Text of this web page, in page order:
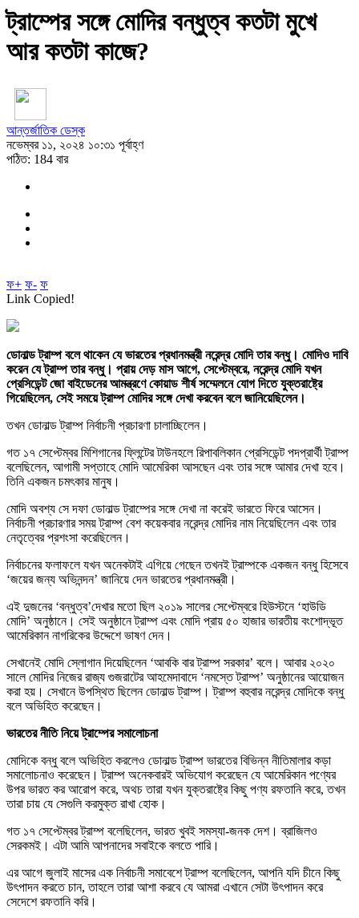
ট্রাম্পের সঙ্গে মোদির বন্ধুত্ব কতটা মুখে
আর কতটা কাজে?
আন্তর্জাতিক ডেস্ক
নভেম্বর ১১, ২০২৪ ১০:৩১ পূর্বাহ্ণ
পঠিত: 184 বার
ফ+ ফ- ফ
Link Copied!
ডোনাল্ড ট্রাম্প বলে থাকেন যে ভারতের প্রধানমন্ত্রী নরেন্দ্র মোদি তার বন্ধু। মোদিও দাবি
করেন যে ট্রাম্প তার বন্ধু। প্রায় দেড় মাস আগে, সেপ্টেম্বরে, নরেন্দ্র মোদি যখন
প্রেসিডেন্ট জো বাইডেনের আমন্ত্রণে কোয়াড শীর্ষ সম্মেলনে যোগ দিতে যুক্তরাষ্ট্রে
গিয়েছিলেন, সেই সময়ে ট্রাম্প মোদির সঙ্গে দেখা করবেন বলে জানিয়েছিলেন।
তখন ডোনাল্ড ট্রাম্প নির্বাচনী প্রচারণা চালাচ্ছিলেন।
গত ১৭ সেপ্টেম্বর মিশিগানের ফ্লিন্টের টাউনহলে রিপাবলিকান প্রেসিডেন্ট পদপ্রার্থী ট্রাম্প
বলেছিলেন, আগামী সপ্তাহে মোদি আমেরিকা আসছেন এবং তার সঙ্গে আমার দেখা হবে।
তিনি একজন চমৎকার মানুষ।
মোদি অবশ্য সে দফা ডোনাল্ড ট্রাম্পের সঙ্গে দেখা না করেই ভারতে ফিরে আসেন।
নির্বাচনী প্রচারণার সময় ট্রাম্প বেশ কয়েকবার নরেন্দ্র মোদির নাম নিয়েছিলেন এবং তার
নেতৃত্বের প্রশংসা করেছিলেন।
নির্বাচনের ফলাফলে যখন অনেকটাই এগিয়ে গেছেন তখনই ট্রাম্পকে একজন বন্ধু হিসেবে
‘জয়ের জন্য অভিনন্দন’ জানিয়ে দেন ভারতের প্রধানমন্ত্রী।
এই দুজনের ‘বন্ধুত্ব’দেখার মতো ছিল ২০১৯ সালের সেপ্টেম্বরে হিউস্টনে ‘হাউডি
মোদি’ অনুষ্ঠানে। সেই অনুষ্ঠানে ট্রাম্প এবং মোদি প্রায় ৫০ হাজার ভারতীয় বংশোদ্ভূত
আমেরিকান নাগরিকের উদ্দেশে ভাষণ দেন।
সেখানেই মোদি স্লোগান দিয়েছিলেন ‘আবকি বার ট্রাম্প সরকার’ বলে। আবার ২০২০
সালে মোদির নিজের রাজ্য গুজরাটের আহমেদাবাদে ‘নমস্তে ট্রাম্প’ অনুষ্ঠানের আয়োজন
করা হয়। সেখানে উপস্থিত ছিলেন ডোনাল্ড ট্রাম্প। ট্রাম্প বহুবার নরেন্দ্র মোদিকে বন্ধু
বলে অভিহিত করেছেন।
ভারতের নীতি নিয়ে ট্রাম্পের সমালোচনা
মোদিকে বন্ধু বলে অভিহিত করলেও ডোনাল্ড ট্রাম্প ভারতের বিভিন্ন নীতিমালার কড়া
সমালোচনাও করেছেন। ট্রাম্প অনেকবারই অভিযোগ করেছেন যে আমেরিকান পণ্যের
উপর ভারত কর আরোপ করে, অথচ তারা যখন যুক্তরাষ্ট্রে কিছু পণ্য রফতানি করে, তখন
তারা চায় যে সেগুলি করমুক্ত রাখা হোক।
গত ১৭ সেপ্টেম্বর ট্রাম্প বলেছিলেন, ভারত খুবই সমস্যা-জনক দেশ। ব্রাজিলও
সেরকমই। এটা আমি আপনাদের সবাইকে বলতে পারি।
এর আগে জুলাই মাসের এক নির্বাচনী সমাবেশে ট্রাম্প বলেছিলেন, আপনি যদি চীনে কিছু
উৎপাদন করতে চান, তাহলে তারা আশা করবে যে আমরা এখানে সেটা উৎপাদন করে
সেদেশে রফতানি করি।